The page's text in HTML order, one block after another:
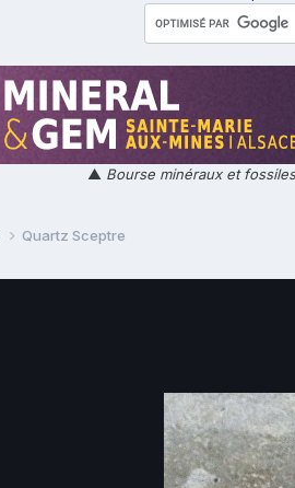
▲ Bourse minéraux et
Quartz Sceptre